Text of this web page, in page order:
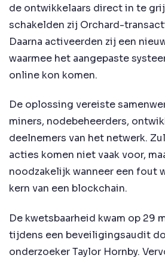
de ontwikkelaars direct in te
schakelden zij Orchard-
Daarna activeerden zij een
waarmee het aangepaste
online kon komen.
De oplossing vereiste
miners, nodebeheerders,
deelnemers van het netwerk.
acties komen niet vaak voor,
noodzakelijk wanneer een fout
kern van een blockchain.
De kwetsbaarheid kwam op 29
tijdens een beveiligingsaudit
onderzoeker Taylor Hornby.